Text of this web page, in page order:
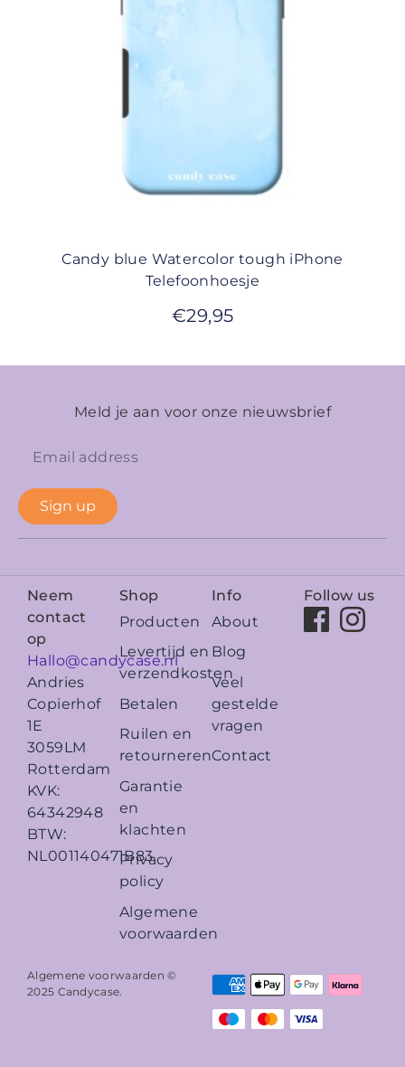
Candy blue Watercolor tough iPhone
Telefoonhoesje
€29,95
Meld je aan voor onze nieuwsbrief
Sign up
Neem
contact
op
Hallo@candycase.nl
Andries
Copierhof
1E
3059LM
Rotterdam
KVK:
64342948
BTW:
NL001140471B83
Shop
Producten
Levertijd en
verzendkosten
Betalen
Ruilen en
retourneren
Garantie
en
klachten
Privacy
policy
Algemene
voorwaarden
Info
About
Blog
Veel
gestelde
vragen
Contact
Follow us
Algemene voorwaarden ©
2025 Candycase